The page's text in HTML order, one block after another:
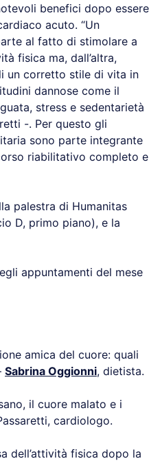
benefici dopo essere
acuto. “Un
al fatto di stimolare a
fisica ma, dall’altra,
un corretto stile di vita in
dannose come il
stress e sedentarietà
-. Per questo gli
sono parte integrante
riabilitativo completo e
palestra di Humanitas
D, primo piano), e la
appuntamenti del mese
amica del cuore: quali
Sabrina Oggionni, dietista.
il cuore malato e i
cardiologo.
dell’attività fisica dopo la